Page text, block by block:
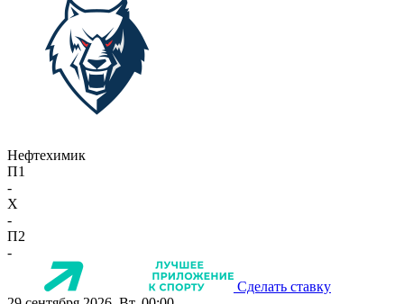
Нефтехимик
П1
-
X
-
П2
-
Сделать ставку